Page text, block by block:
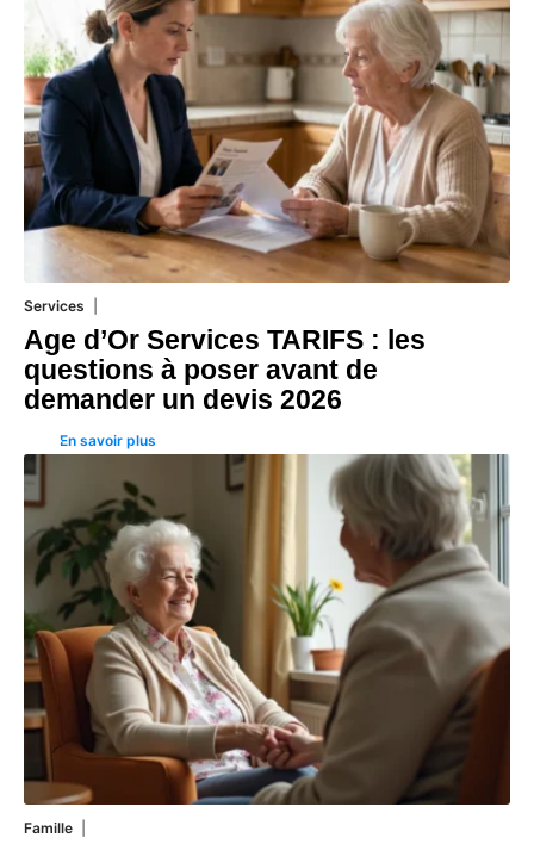
Services
Age d’Or Services TARIFS : les
questions à poser avant de
demander un devis 2026
En savoir plus
Famille